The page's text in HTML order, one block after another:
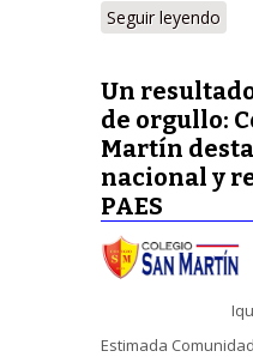
Seguir leyendo
Un
de orgullo:
Martín
nacional y
PAES
Estimada